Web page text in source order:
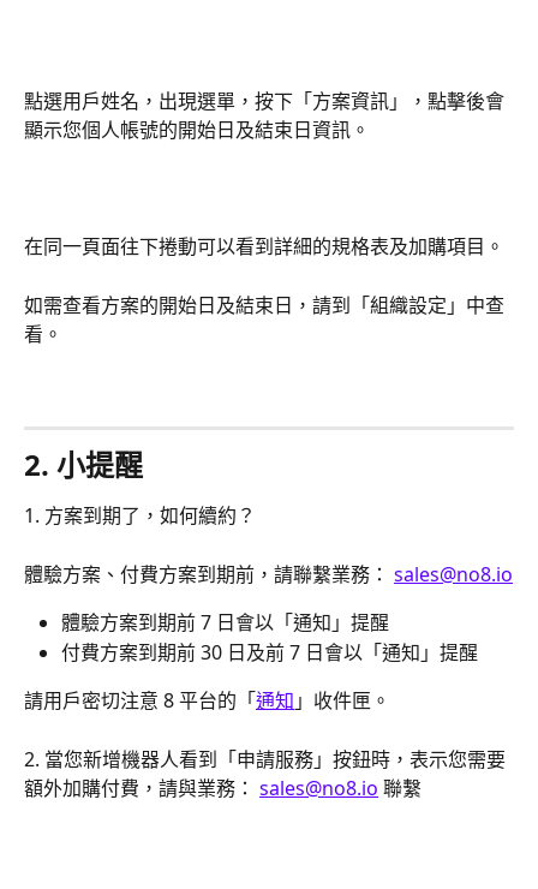
點選用戶姓名，出現選單，按下「方案資訊」，點擊後會
顯示您個人帳號的開始日及結束日資訊。
在同一頁面往下捲動可以看到詳細的規格表及加購項目。
如需查看方案的開始日及結束日，請到「組織設定」中查
看。
2. 小提醒
1. 方案到期了，如何續約？
體驗方案、付費方案到期前，請聯繫業務： sales@no8.io
體驗方案到期前 7 日會以「通知」提醒
付費方案到期前 30 日及前 7 日會以「通知」提醒
請用戶密切注意 8 平台的「通知 」收件匣。
2. 當您新增機器人看到「申請服務」按鈕時，表示您需要
額外加購付費，請與業務： sales@no8.io 聯繫